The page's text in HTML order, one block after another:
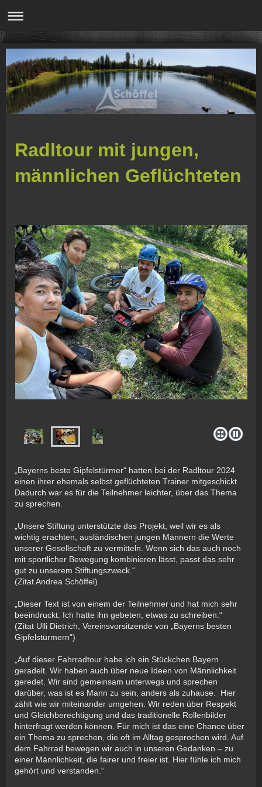
Radltour mit jungen,
männlichen Geflüchteten
„Bayerns beste Gipfelstürmer“ hatten bei der Radltour 2024
einen ihrer ehemals selbst geflüchteten Trainer mitgeschickt.
Dadurch war es für die Teilnehmer leichter, über das Thema
zu sprechen.
„Unsere Stiftung unterstützte das Projekt, weil wir es als
wichtig erachten, ausländischen jungen Männern die Werte
unserer Gesellschaft zu vermitteln. Wenn sich das auch noch
mit sportlicher Bewegung kombinieren lässt, passt das sehr
gut zu unserem Stiftungszweck.“
(Zitat Andrea Schöffel)
„Dieser Text ist von einem der Teilnehmer und hat mich sehr
beeindruckt. Ich hatte ihn gebeten, etwas zu schreiben.“
(Zitat Ulli Dietrich, Vereinsvorsitzende von „Bayerns besten
Gipfelstürmern“)
„Auf dieser Fahrradtour habe ich ein Stückchen Bayern
geradelt. Wir haben auch über neue Ideen von Männlichkeit
geredet. Wir sind gemeinsam unterwegs und sprechen
darüber, was ist es Mann zu sein, anders als zuhause. Hier
zählt wie wir miteinander umgehen. Wir reden über Respekt
und Gleichberechtigung und das traditionelle Rollenbilder
hinterfragt werden können. Für mich ist das eine Chance über
ein Thema zu sprechen, die oft im Alltag gesprochen wird. Auf
dem Fahrrad bewegen wir auch in unseren Gedanken – zu
einer Männlichkeit, die fairer und freier ist. Hier fühle ich mich
gehört und verstanden.“